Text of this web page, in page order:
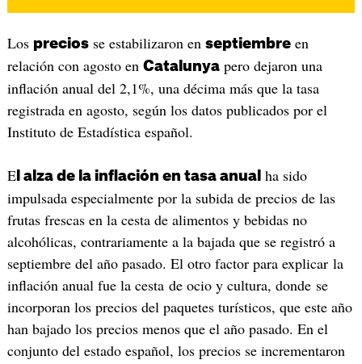
Los preciosse estabilizaron en septiembreen
relación con agosto en Catalunyapero dejaron una
inflación anual del 2,1%, una décima más que la tasa
registrada en agosto, según los datos publicados por el
Instituto de Estadística español.
El alza de la inflación en tasa anual ha sido
impulsada especialmente por la subida de precios de las
frutas frescas en la cesta de alimentos y bebidas no
alcohólicas, contrariamente a la bajada que se registró a
septiembre del año pasado. El otro factor para explicar la
inflación anual fue la cesta de ocio y cultura, donde se
incorporan los precios del paquetes turísticos, que este año
han bajado los precios menos que el año pasado. En el
conjunto del estado español, los precios se incrementaron